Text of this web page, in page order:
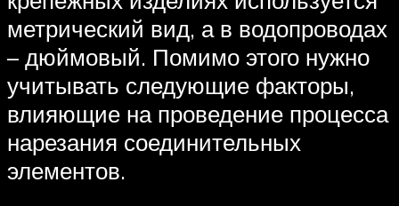
метрический вид, а в водопроводах
– дюймовый. Помимо этого нужно
учитывать следующие факторы,
влияющие на проведение процесса
нарезания соединительных
элементов.